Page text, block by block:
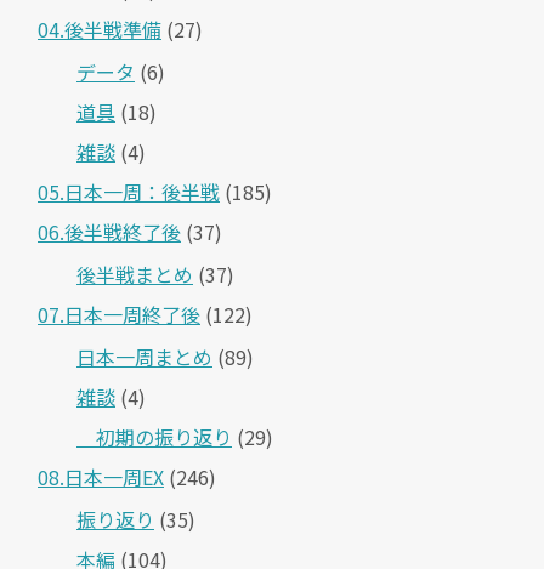
04.後半戦準備 (27)
データ (6)
道具 (18)
雑談 (4)
05.日本一周：後半戦 (185)
06.後半戦終了後 (37)
後半戦まとめ (37)
07.日本一周終了後 (122)
日本一周まとめ (89)
雑談 (4)
＿初期の振り返り (29)
08.日本一周EX (246)
振り返り (35)
本編 (104)